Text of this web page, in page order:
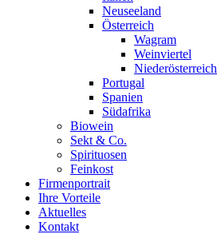
Neuseeland
Österreich
Wagram
Weinviertel
Niederösterreich
Portugal
Spanien
Südafrika
Biowein
Sekt & Co.
Spirituosen
Feinkost
Firmenportrait
Ihre Vorteile
Aktuelles
Kontakt